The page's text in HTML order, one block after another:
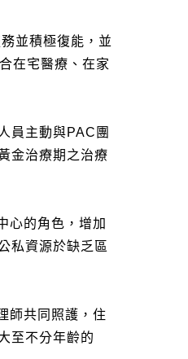
並積極復能，並
在宅醫療、在家
員主動與PAC 團
金治療期之治療
心的角色，增加
私資源於缺乏區
師共同照護，住
至不分年齡的